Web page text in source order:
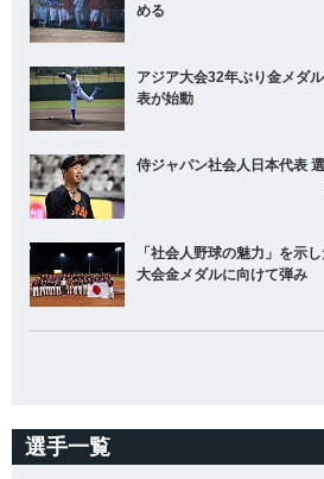
める
アジア大会32年ぶり金メダ
表が始動
侍ジャパン社会人日本代表
「社会人野球の魅力」を示
大会金メダルに向けて弾み
選手一覧